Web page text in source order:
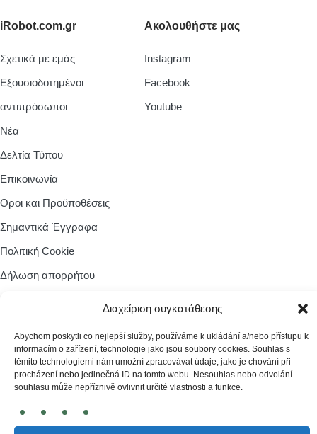
Διαχείριση συγκατάθεσης
Abychom poskytli co nejlepší služby, používáme k ukládání a/nebo přístupu k
informacím o zařízení, technologie jako jsou soubory cookies. Souhlas s
těmito technologiemi nám umožní zpracovávat údaje, jako je chování při
procházení nebo jedinečná ID na tomto webu. Nesouhlas nebo odvolání
souhlasu může nepříznivě ovlivnit určité vlastnosti a funkce.
iRobot.com.gr
Σχετικά με εμάς
Εξουσιοδοτημένοι
αντιπρόσωποι
Νέα
Δελτία Τύπου
Επικοινωνία
Οροι και Προϋποθέσεις
Σημαντικά Έγγραφα
Πολιτική Cookie
Δήλωση απορρήτου
Ακολουθήστε μας
Instagram
Facebook
Youtube
Webdesign by